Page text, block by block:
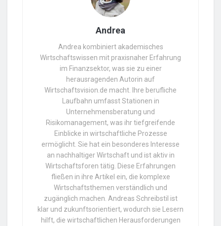
Andrea
Andrea kombiniert akademisches
Wirtschaftswissen mit praxisnaher Erfahrung
im Finanzsektor, was sie zu einer
herausragenden Autorin auf
Wirtschaftsvision.de macht. Ihre berufliche
Laufbahn umfasst Stationen in
Unternehmensberatung und
Risikomanagement, was ihr tiefgreifende
Einblicke in wirtschaftliche Prozesse
ermöglicht. Sie hat ein besonderes Interesse
an nachhaltiger Wirtschaft und ist aktiv in
Wirtschaftsforen tätig. Diese Erfahrungen
fließen in ihre Artikel ein, die komplexe
Wirtschaftsthemen verständlich und
zugänglich machen. Andreas Schreibstil ist
klar und zukunftsorientiert, wodurch sie Lesern
hilft, die wirtschaftlichen Herausforderungen